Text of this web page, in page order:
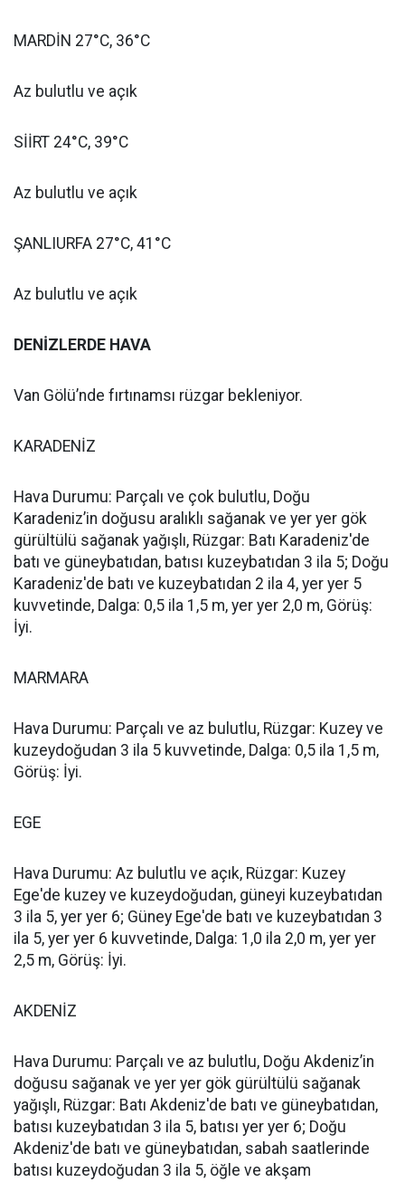
MARDİN 27°C, 36°C
Az bulutlu ve açık
SİİRT 24°C, 39°C
Az bulutlu ve açık
ŞANLIURFA 27°C, 41°C
Az bulutlu ve açık
DENİZLERDE HAVA
Van Gölü’nde fırtınamsı rüzgar bekleniyor.
KARADENİZ
Hava Durumu: Parçalı ve çok bulutlu, Doğu
Karadeniz’in doğusu aralıklı sağanak ve yer yer gök
gürültülü sağanak yağışlı, Rüzgar: Batı Karadeniz'de
batı ve güneybatıdan, batısı kuzeybatıdan 3 ila 5; Doğu
Karadeniz'de batı ve kuzeybatıdan 2 ila 4, yer yer 5
kuvvetinde, Dalga: 0,5 ila 1,5 m, yer yer 2,0 m, Görüş:
İyi.
MARMARA
Hava Durumu: Parçalı ve az bulutlu, Rüzgar: Kuzey ve
kuzeydoğudan 3 ila 5 kuvvetinde, Dalga: 0,5 ila 1,5 m,
Görüş: İyi.
EGE
Hava Durumu: Az bulutlu ve açık, Rüzgar: Kuzey
Ege'de kuzey ve kuzeydoğudan, güneyi kuzeybatıdan
3 ila 5, yer yer 6; Güney Ege'de batı ve kuzeybatıdan 3
ila 5, yer yer 6 kuvvetinde, Dalga: 1,0 ila 2,0 m, yer yer
2,5 m, Görüş: İyi.
AKDENİZ
Hava Durumu: Parçalı ve az bulutlu, Doğu Akdeniz’in
doğusu sağanak ve yer yer gök gürültülü sağanak
yağışlı, Rüzgar: Batı Akdeniz'de batı ve güneybatıdan,
batısı kuzeybatıdan 3 ila 5, batısı yer yer 6; Doğu
Akdeniz'de batı ve güneybatıdan, sabah saatlerinde
batısı kuzeydoğudan 3 ila 5, öğle ve akşam